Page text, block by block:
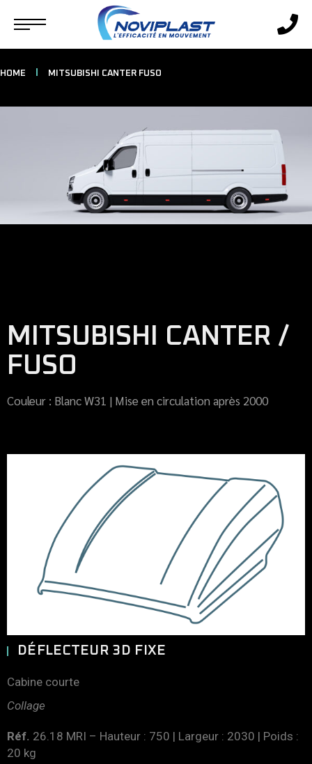
HOME MITSUBISHI CANTER FUSO
MITSUBISHI CANTER /
FUSO
Couleur : Blanc W31 | Mise en circulation après 2000
DÉFLECTEUR 3D FIXE
Cabine courte
Collage
Réf. 26.18 MRI – Hauteur : 750 | Largeur : 2030 | Poids :
20 kg